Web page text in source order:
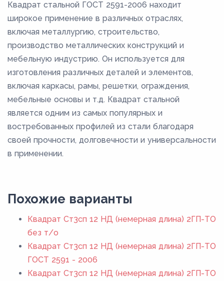
Квадрат стальной ГОСТ 2591-2006 находит
широкое применение в различных отраслях,
включая металлургию, строительство,
производство металлических конструкций и
мебельную индустрию. Он используется для
изготовления различных деталей и элементов,
включая каркасы, рамы, решетки, ограждения,
мебельные основы и т.д. Квадрат стальной
является одним из самых популярных и
востребованных профилей из стали благодаря
своей прочности, долговечности и универсальности
в применении.
Похожие варианты
Квадрат Ст3сп 12 НД (немерная длина) 2ГП-ТО
без т/о
Квадрат Ст3сп 12 НД (немерная длина) 2ГП-ТО
ГОСТ 2591 - 2006
Квадрат Ст3сп 12 НД (немерная длина) 2ГП-ТО